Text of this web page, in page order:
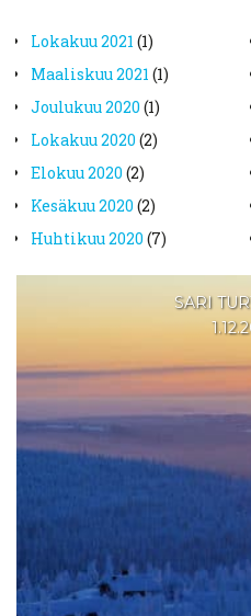
lokakuu 2021 (1)
maaliskuu 2021 (1)
joulukuu 2020 (1)
lokakuu 2020 (2)
elokuu 2020 (2)
kesäkuu 2020 (2)
huhtikuu 2020 (7)
SARI